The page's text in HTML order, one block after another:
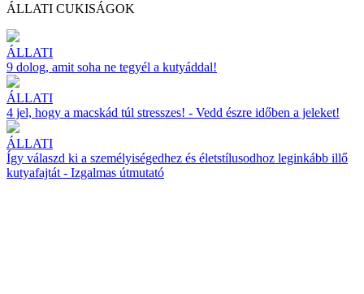
ÁLLATI CUKISÁGOK
ÁLLATI
9 dolog, amit soha ne tegyél a kutyáddal!
ÁLLATI
4 jel, hogy a macskád túl stresszes! - Vedd észre időben a jeleket!
ÁLLATI
Így válaszd ki a személyiségedhez és életstílusodhoz leginkább illő
kutyafajtát - Izgalmas útmutató